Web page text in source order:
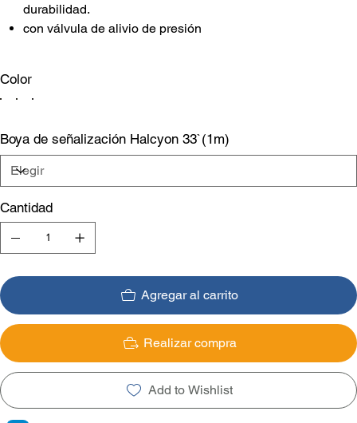
durabilidad.
con válvula de alivio de presión
Color
Boya de señalización Halcyon 33`(1m)
Cantidad
Agregar al carrito
Realizar compra
Add to Wishlist